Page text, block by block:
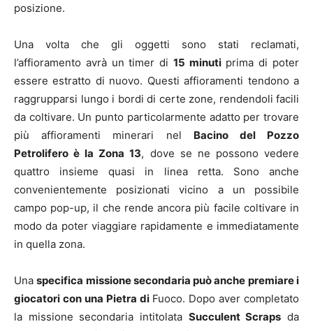
posizione.
Una volta che gli oggetti sono stati reclamati,
l’affioramento avrà un timer di 15 minutiprima di poter
essere estratto di nuovo. Questi affioramenti tendono a
raggrupparsi lungo i bordi di certe zone, rendendoli facili
da coltivare. Un punto particolarmente adatto per trovare
più affioramenti minerari nel Bacino del Pozzo
Petrolifero è la Zona 13, dove se ne possono vedere
quattro insieme quasi in linea retta. Sono anche
convenientemente posizionati vicino a un possibile
campo pop-up, il che rende ancora più facile coltivare in
modo da poter viaggiare rapidamente e immediatamente
in quella zona.
Unaspecifica missione secondaria può anche premiare i
giocatori con una Pietra diFuoco. Dopo aver completato
la missione secondaria intitolata Succulent Scraps da